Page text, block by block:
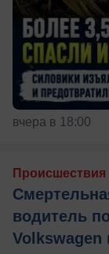
вчера в 18:00
Происшествия
водитель
Volkswagen